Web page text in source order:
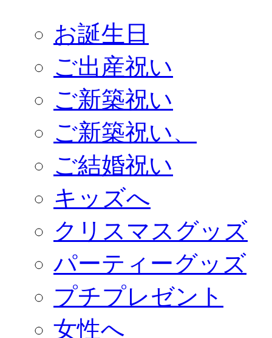
お誕生日
ご出産祝い
ご新築祝い
ご新築祝い、
ご結婚祝い
キッズへ
クリスマスグッズ
パーティーグッズ
プチプレゼント
女性へ